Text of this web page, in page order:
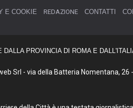
E COOKIE REDAZIONE CONTATTI
PROVINCIA DI ROMA E
Srl - via della Batteria Nomentana,